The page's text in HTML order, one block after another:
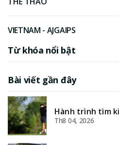
VIETNAM - AJGAIPS
Từ khóa nổi bật
Bài viết gần đây
Hành trình tìm
các trường đại
Th8 04, 2026